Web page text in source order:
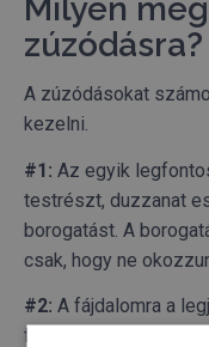
Milyen
zúzódásra?
A zúzódásokat
kezelni.
#1: Az egyik
testrészt, duzzanat
borogatást. A
csak, hogy ne
#2: A fájdalomra a
fájdalomcsillapítót